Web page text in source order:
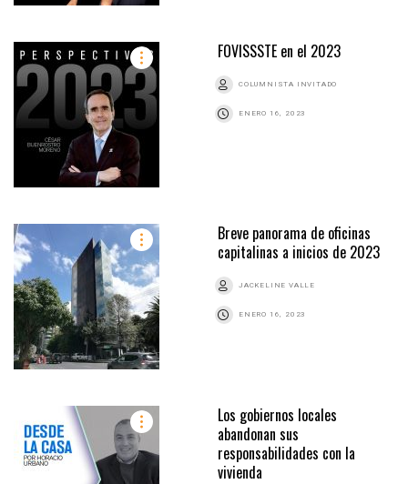
FOVISSSTE en el 2023
COLUMNISTA INVITADO
ENERO 16, 2023
Breve panorama de oficinas
capitalinas a inicios de 2023
JACKELINE VALLE
ENERO 16, 2023
Los gobiernos locales
abandonan sus
responsabilidades con la
vivienda